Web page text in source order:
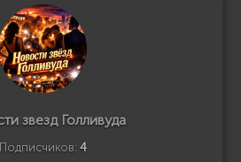
звезд Голливуда
Подписчиков: 4